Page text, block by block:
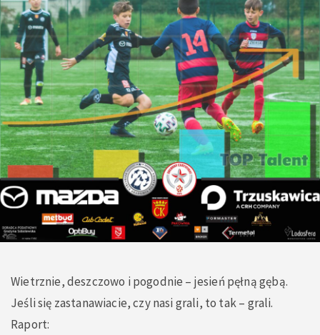
Wietrznie, deszczowo i pogodnie – jesień pęłną gębą.
Jeśli się zastanawiacie, czy nasi grali, to tak – grali.
Raport: